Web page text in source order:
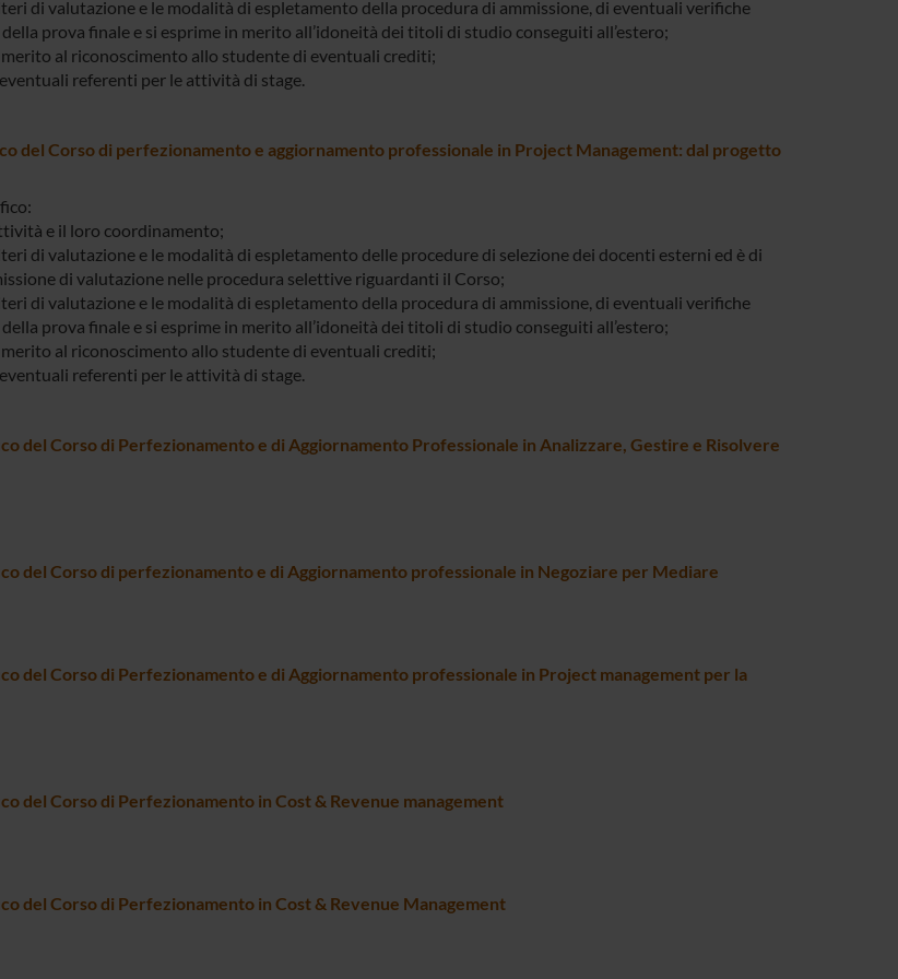
di valutazione e le modalità di espletamento della procedura di ammissione, di eventuali verifiche
prova finale e si esprime in merito all’idoneità dei titoli di studio conseguiti all’estero;
merito al riconoscimento allo studente di eventuali crediti;
referenti per le attività di stage.
del Corso di perfezionamento e aggiornamento professionale in Project Management: dal progetto
e il loro coordinamento;
di valutazione e le modalità di espletamento delle procedure di selezione dei docenti esterni ed è di
di valutazione nelle procedura selettive riguardanti il Corso;
di valutazione e le modalità di espletamento della procedura di ammissione, di eventuali verifiche
prova finale e si esprime in merito all’idoneità dei titoli di studio conseguiti all’estero;
merito al riconoscimento allo studente di eventuali crediti;
referenti per le attività di stage.
del Corso di Perfezionamento e di Aggiornamento Professionale in Analizzare, Gestire e Risolvere
del Corso di perfezionamento e di Aggiornamento professionale in Negoziare per Mediare
del Corso di Perfezionamento e di Aggiornamento professionale in Project management per la
del Corso di Perfezionamento in Cost & Revenue management
del Corso di Perfezionamento in Cost & Revenue Management